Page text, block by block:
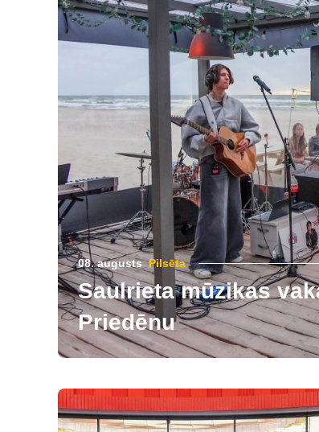
08. augusts Pilsēta
Saulrieta mūzikas
Priedēnu